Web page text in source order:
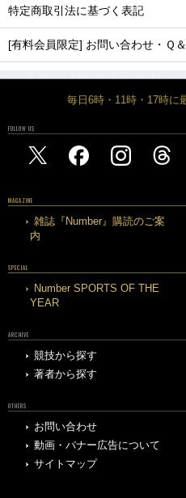
特定商取引法に基づく表記
[有料会員限定] お問い合わせ・Ｑ
毎日6時・11時・17時に
FOLLOW US
MAGAZINE
雑誌『Number』購読のご案
内
SPECIAL
Number SPORTS OF THE
YEAR
ARCHIVE
競技から探す
著者から探す
OTHERS
お問い合わせ
動画・バナー広告について
サイトマップ